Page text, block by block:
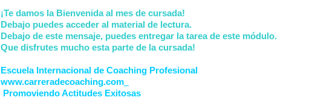
¡Te damos la Bienvenida al mes de cursada!
Debajo puedes acceder al material de lectura.
Debajo de este mensaje, puedes entregar la tarea de este módulo.
Que disfrutes mucho esta parte de la cursada!
Escuela Internacional de Coaching Profesional
www.carreradecoaching.com
Promoviendo Actitudes Exitosas